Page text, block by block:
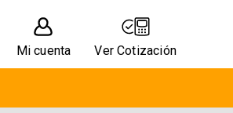
Mi cuenta Ver Cotización